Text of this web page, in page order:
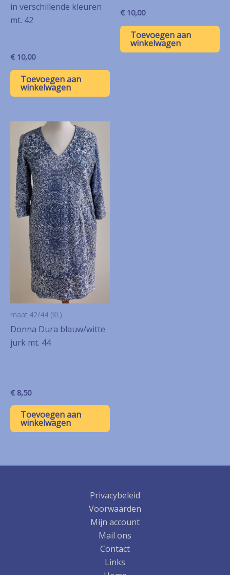
in verschillende kleuren
mt. 42
€ 10,00
Toevoegen aan
winkelwagen
€ 10,00
Toevoegen aan
winkelwagen
maat 42/44 (XL)
Donna Dura blauw/witte
jurk mt. 44
€ 8,50
Toevoegen aan
winkelwagen
Privacybeleid
Voorwaarden
Mijn account
Mail ons
Contact
Links